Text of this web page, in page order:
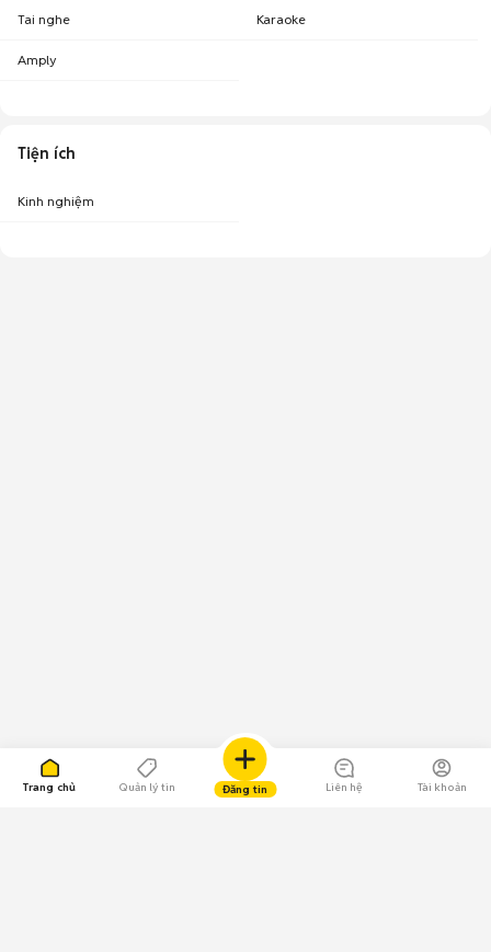
Trang chủ Quản lý tin Đăng tin Liên hệ Tài khoản
Tai nghe Karaoke
Amply
Tiện ích
Kinh nghiệm